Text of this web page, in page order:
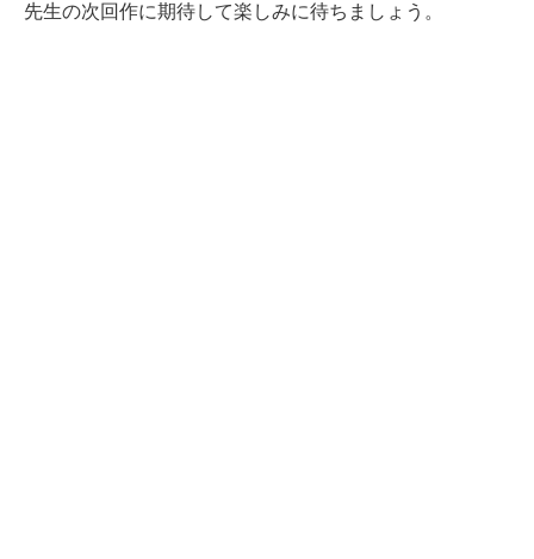
先生の次回作に期待して楽しみに待ちましょう。